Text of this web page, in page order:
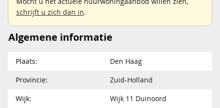
schrijft u zich dan in.
Algemene informatie
Plaats:
Den Haag
Provincie:
Zuid-Holland
Wijk:
Wijk 11 Duinoord